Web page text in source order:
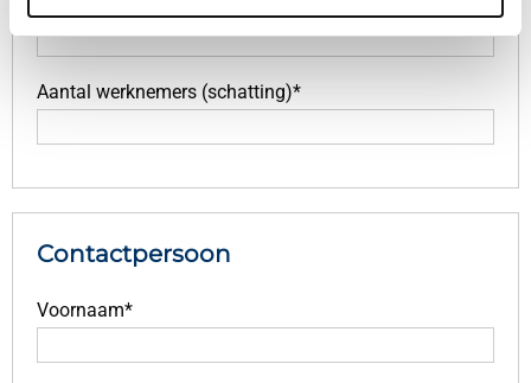
Aantal werknemers (schatting)*
Contactpersoon
Voornaam*